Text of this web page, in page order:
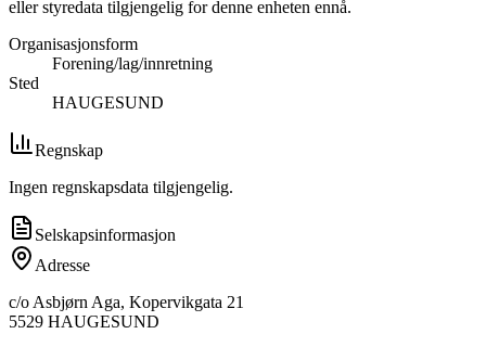
eller styredata tilgjengelig for denne enheten ennå.
Organisasjonsform
Forening/lag/innretning
Sted
HAUGESUND
Regnskap
Ingen regnskapsdata tilgjengelig.
Selskapsinformasjon
Adresse
c/o Asbjørn Aga, Kopervikgata 21
5529 HAUGESUND